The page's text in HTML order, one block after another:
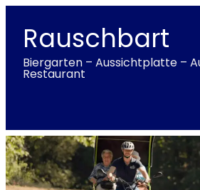
Rauschbart
Biergarten – Aussichtplatte –
Restaurant